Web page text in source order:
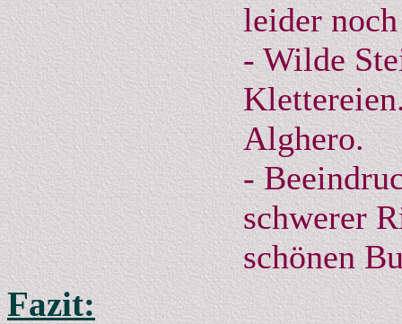
leider
- Wilde
Alghero.
-
schwerer
schönen
Fazit: